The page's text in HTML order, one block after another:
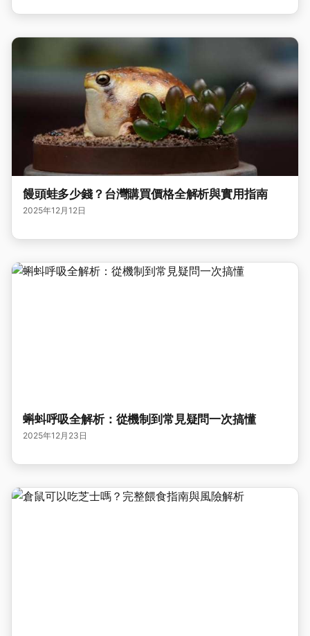
饅頭蛙多少錢？台灣購買價格全解析與實用指南
2025年12月12日
蝌蚪呼吸全解析：從機制到常見疑問一次搞懂
2025年12月23日